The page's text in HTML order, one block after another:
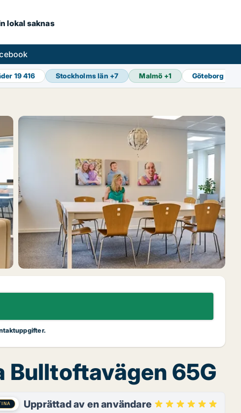
lokal saknas
19 416 Stockholms län +7 Malmö +1 Göteborg
Bulltoftavägen 65G
Upprättad av en användare